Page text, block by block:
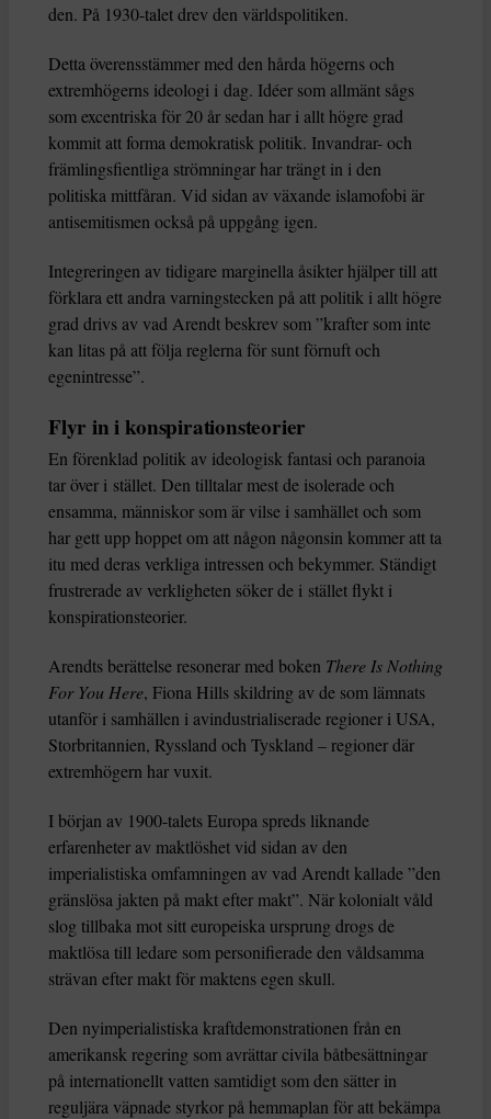
den. På 1930-talet drev den världspolitiken.
Detta överensstämmer med den hårda högerns och
extremhögerns ideologi i dag. Idéer som allmänt sågs
som excentriska för 20 år sedan har i allt högre grad
kommit att forma demokratisk politik. Invandrar- och
främlingsfientliga strömningar har trängt in i den
politiska mittfåran. Vid sidan av växande islamofobi är
antisemitismen också på uppgång igen.
Integreringen av tidigare marginella åsikter hjälper till att
förklara ett andra varningstecken på att politik i allt högre
grad drivs av vad Arendt beskrev som ”krafter som inte
kan litas på att följa reglerna för sunt förnuft och
egenintresse”.
Flyr in i konspirationsteorier
En förenklad politik av ideologisk fantasi och paranoia
tar över i stället. Den tilltalar mest de isolerade och
ensamma, människor som är vilse i samhället och som
har gett upp hoppet om att någon någonsin kommer att ta
itu med deras verkliga intressen och bekymmer. Ständigt
frustrerade av verkligheten söker de i stället flykt i
konspirationsteorier.
Arendts berättelse resonerar med boken There Is Nothing
For You Here, Fiona Hills skildring av de som lämnats
utanför i samhällen i avindustrialiserade regioner i USA,
Storbritannien, Ryssland och Tyskland – regioner där
extremhögern har vuxit.
I början av 1900-talets Europa spreds liknande
erfarenheter av maktlöshet vid sidan av den
imperialistiska omfamningen av vad Arendt kallade ”den
gränslösa jakten på makt efter makt”. När kolonialt våld
slog tillbaka mot sitt europeiska ursprung drogs de
maktlösa till ledare som personifierade den våldsamma
strävan efter makt för maktens egen skull.
Den nyimperialistiska kraftdemonstrationen från en
amerikansk regering som avrättar civila båtbesättningar
på internationellt vatten samtidigt som den sätter in
reguljära väpnade styrkor på hemmaplan för att bekämpa